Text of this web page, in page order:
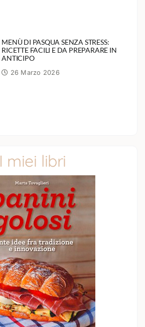
MENÙ DI PASQUA SENZA STRESS:
RICETTE FACILI E DA PREPARARE IN
ANTICIPO
26 Marzo 2026
I miei libri